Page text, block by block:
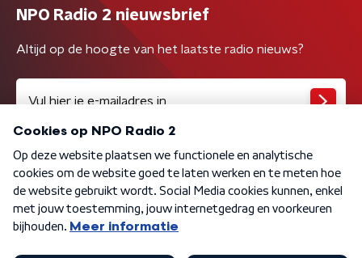
NPO Radio 2 nieuwsbrief
Altijd op de hoogte van het laatste radio nieuws?
Algemene voorwaarden